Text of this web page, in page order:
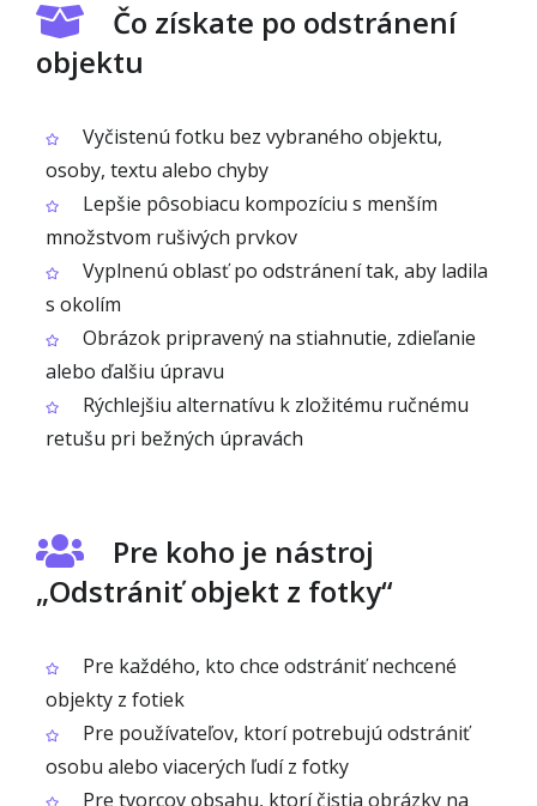
Čo získate po odstránení
objektu
Vyčistenú fotku bez vybraného objektu,
osoby, textu alebo chyby
Lepšie pôsobiacu kompozíciu s menším
množstvom rušivých prvkov
Vyplnenú oblasť po odstránení tak, aby ladila
s okolím
Obrázok pripravený na stiahnutie, zdieľanie
alebo ďalšiu úpravu
Rýchlejšiu alternatívu k zložitému ručnému
retušu pri bežných úpravách
Pre koho je nástroj
„Odstrániť objekt z fotky“
Pre každého, kto chce odstrániť nechcené
objekty z fotiek
Pre používateľov, ktorí potrebujú odstrániť
osobu alebo viacerých ľudí z fotky
Pre tvorcov obsahu, ktorí čistia obrázky na